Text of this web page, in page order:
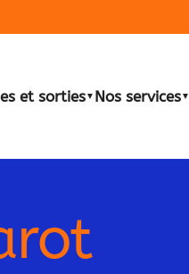
et sorties▼ Nos services▼